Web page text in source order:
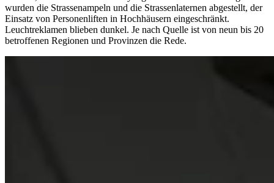
wurden die Strassenampeln und die Strassenlaternen abgestellt, der
Einsatz von Personenliften in Hochhäusern eingeschränkt.
Leuchtreklamen blieben dunkel. Je nach Quelle ist von neun bis 20
betroffenen Regionen und Provinzen die Rede.